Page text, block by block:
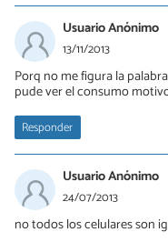
Usuario Anónimo
13/11/2013
Porq no me figura la
pude ver el consumo
Responder
Usuario Anónimo
24/07/2013
no todos los celulares son